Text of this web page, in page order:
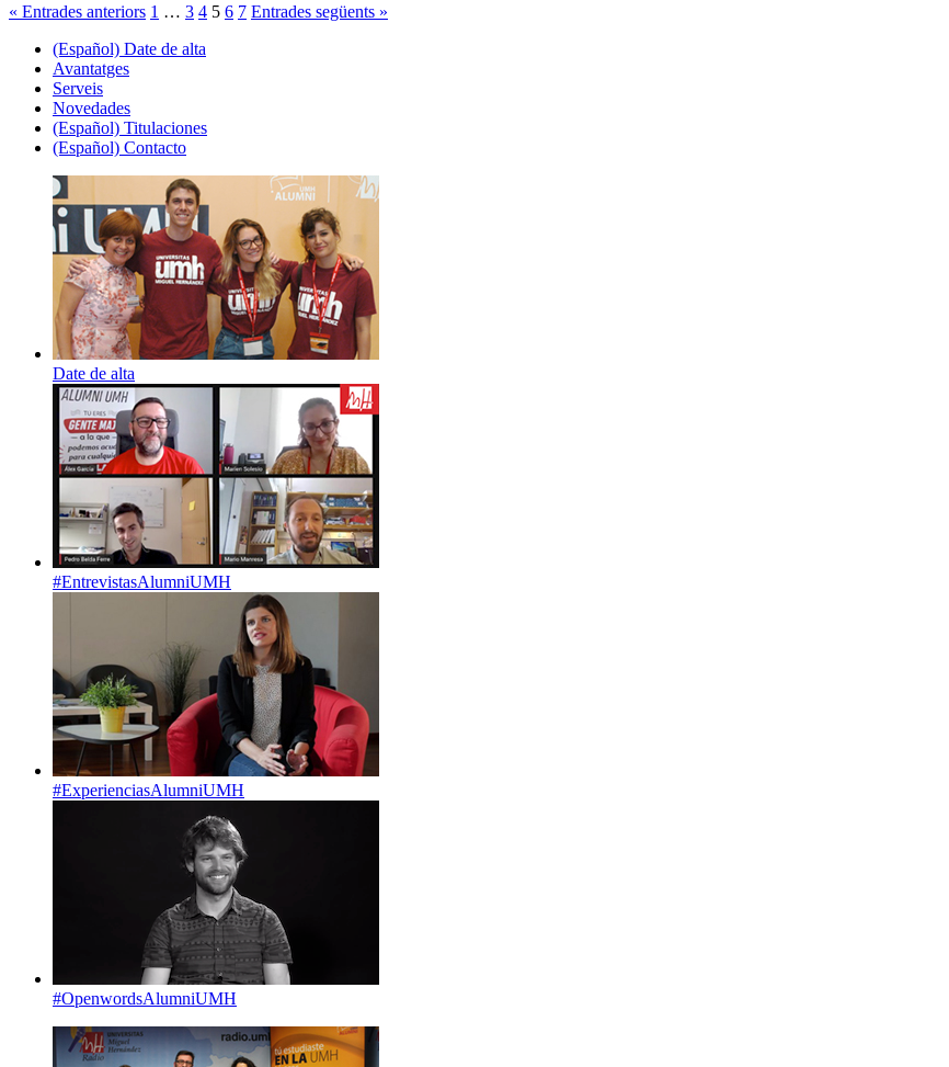
« Entrades anteriors 1 … 3 4 5 6 7 Entrades següents »
(Español) Date de alta
Avantatges
Serveis
Novedades
(Español) Titulaciones
(Español) Contacto
Date de alta
#EntrevistasAlumniUMH
#ExperienciasAlumniUMH
#OpenwordsAlumniUMH